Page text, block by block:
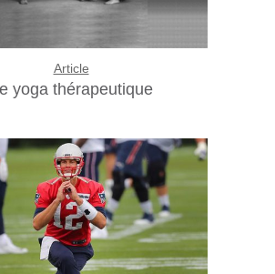
Article
yoga thérapeutique